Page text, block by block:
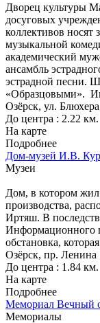
Дворец культуры
досуговых
коллективов носят
музыкальной
академический
ансамбль
эстрадной песни.
«Образцовыми».
Озёрск, ул.
До центра : 2.22 км.
На карте
Подробнее
Дом-музей И.В.
Музеи
Дом, в котором
производства,
Иртяш. В
Информационного
обстановка,
Озёрск, пр. Ленина
До центра : 1.84 км.
На карте
Подробнее
Мемориал Вечный
Мемориалы